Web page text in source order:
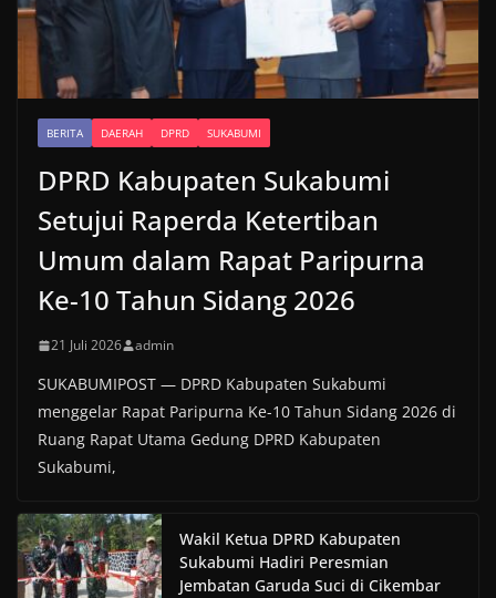
BERITA DAERAH DPRD SUKABUMI
DPRD Kabupaten Sukabumi
Setujui Raperda Ketertiban
Umum dalam Rapat Paripurna
Ke-10 Tahun Sidang 2026
21 Juli 2026 admin
SUKABUMIPOST — DPRD Kabupaten Sukabumi
menggelar Rapat Paripurna Ke-10 Tahun Sidang 2026 di
Ruang Rapat Utama Gedung DPRD Kabupaten
Sukabumi,
Wakil Ketua DPRD Kabupaten
Sukabumi Hadiri Peresmian
Jembatan Garuda Suci di Cikembar